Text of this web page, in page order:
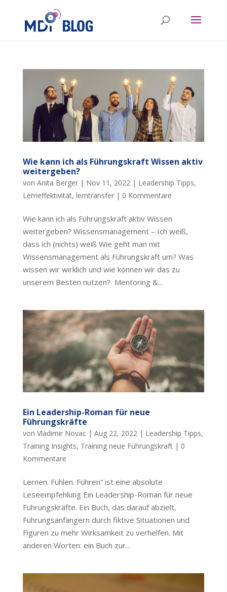
Wie kann ich als Führungskraft Wissen aktiv
weitergeben?
von Anita Berger| Nov 11, 2022| Leadership Tipps,
Lerneffektivität, lerntransfer| 0 Kommentare
Wie kann ich als Führungskraft aktiv Wissen
weitergeben? Wissensmanagement – Ich weiß,
dass ich (nichts) weiß Wie geht man mit
Wissensmanagement als Führungskraft um? Was
wissen wir wirklich und wie können wir das zu
unserem Besten nutzen? Mentoring &...
Ein Leadership-Roman für neue
Führungskräfte
von Vladimir Novac| Aug 22, 2022 | Leadership Tipps,
Training Insights, Training neue Führungskraft| 0
Kommentare
Lernen. Fühlen. Führen“ ist eine absolute
Leseempfehlung Ein Leadership-Roman für neue
Führungskräfte. Ein Buch, das darauf abzielt,
Führungsanfängern durch fiktive Situationen und
Figuren zu mehr Wirksamkeit zu verhelfen. Mit
anderen Worten: ein Buch zur...